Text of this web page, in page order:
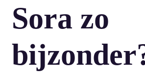
Sora zo